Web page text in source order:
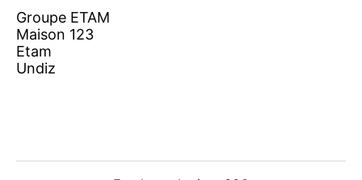
Groupe ETAM
Maison 123
Etam
Undiz